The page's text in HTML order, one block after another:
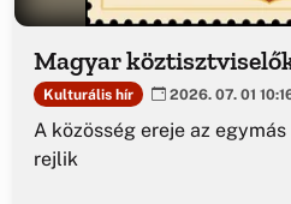
Magyar
Kulturális hír 2026. 07. 01
A közösség ereje az
rejlik